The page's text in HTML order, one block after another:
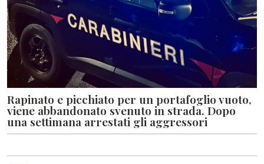
Rapinato e picchiato per un portafoglio vuoto,
viene abbandonato svenuto in strada. Dopo
una settimana arrestati gli aggressori